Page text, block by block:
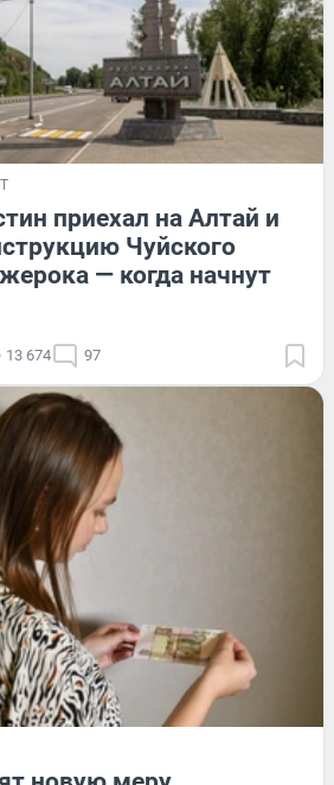
приехал на Алтай и
Чуйского
— когда начнут
13 674 97